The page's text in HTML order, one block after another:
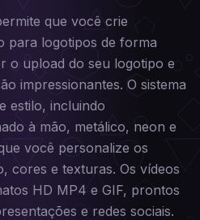
que você crie
para logotipos de forma
o upload do seu logotipo e
impressionantes. O sistema
estilo, incluindo
à mão, metálico, neon e
você personalize os
cores e texturas. Os vídeos
HD MP4 e GIF, prontos
e redes sociais.